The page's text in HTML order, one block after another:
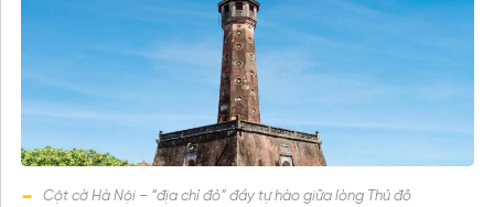
Cột cờ Hà Nội – “địa chỉ đỏ” đầy tự hào giữa lòng Thủ đô